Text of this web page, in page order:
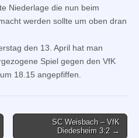
Niederlage die nun beim
werden sollte um oben dran
den 13. April hat man
Spiel gegen den VfK
18.15 angepfiffen.
SC Weisbach – VfK
Diedesheim 3:2 →